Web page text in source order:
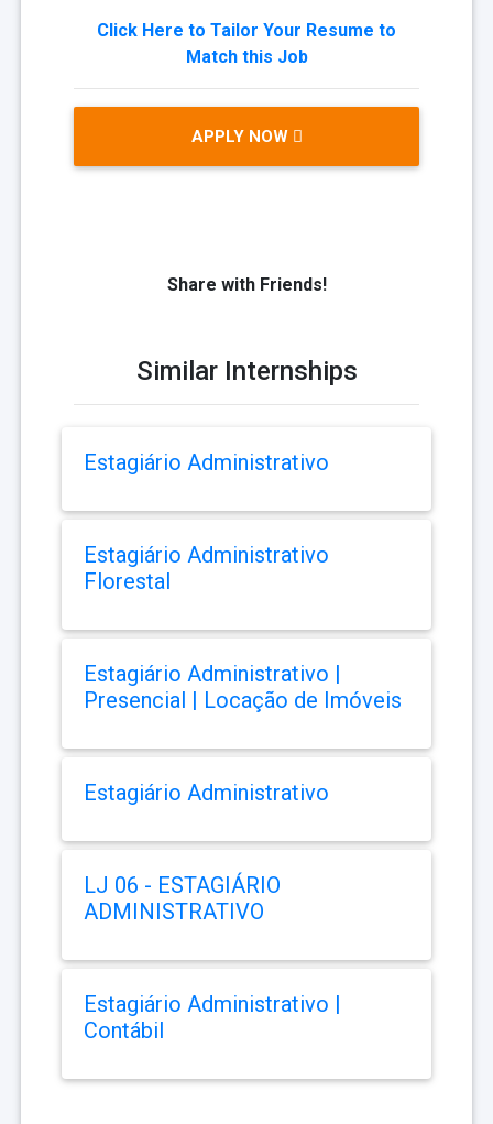
Click Here to Tailor Your Resume to
Match this Job
APPLY NOW
Share with Friends!
Similar Internships
Estagiário Administrativo
Estagiário Administrativo
Florestal
Estagiário Administrativo |
Presencial | Locação de Imóveis
Estagiário Administrativo
LJ 06 - ESTAGIÁRIO
ADMINISTRATIVO
Estagiário Administrativo |
Contábil